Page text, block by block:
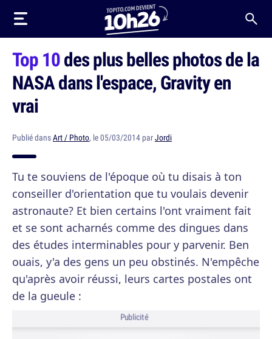
Top 10des plus belles photos de la
NASA dans l'espace, Gravity en
vrai
Publié dansArt / Photo, le 05/03/2014 parJordi
Tu te souviens de l'époque où tu disais à ton
conseiller d'orientation que tu voulais devenir
astronaute? Et bien certains l'ont vraiment fait
et se sont acharnés comme des dingues dans
des études interminables pour y parvenir. Ben
ouais, y'a des gens un peu obstinés. N'empêche
qu'après avoir réussi, leurs cartes postales ont
de la gueule :
Publicité